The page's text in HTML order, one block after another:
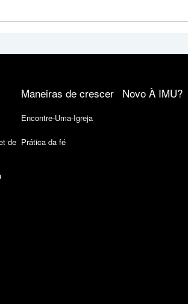
de
Maneiras de crescer
Encontre-Uma-Igreja
Prática da fé
Novo À IMU?